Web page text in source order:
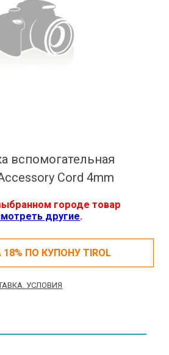
вспомогательная
Cord 4mm
городе товар
другие.
ПО КУПОНУ TIROL
УСЛОВИЯ